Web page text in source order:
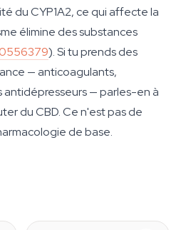
du CYP1A2, ce qui affecte la
élimine des substances
). Si tu prends des
— anticoagulants,
— parles-en à
du CBD. Ce n'est pas de
de base.